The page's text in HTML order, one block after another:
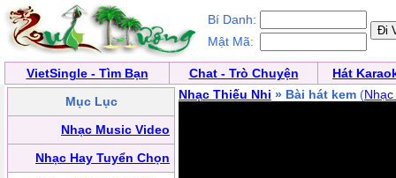
Bí Danh:
Mật Mã:
VietSingle - Tìm Bạn Chat - Trò Chuyện
Hát
Mục Lục
Nhạc Music Video
Nhạc Hay Tuyển Chọn
Nhạc Thiếu Nhi » Bài hát kem (